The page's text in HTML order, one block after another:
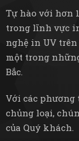
Tự hào với hơn
trong lĩnh vực
nghệ in UV trên
một trong
Bắc.
Với các phương
chủng loại,
của Quý khách.